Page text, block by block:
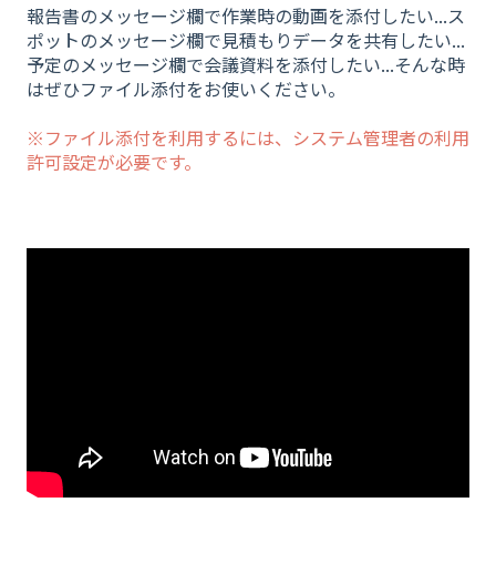
報告書のメッセージ欄で作業時の動画を添付したい...ス
ポットのメッセージ欄で見積もりデータを共有したい...
予定のメッセージ欄で会議資料を添付したい...そんな時
はぜひファイル添付をお使いください。
※ファイル添付を利用するには、システム管理者の利用
許可設定が必要です。